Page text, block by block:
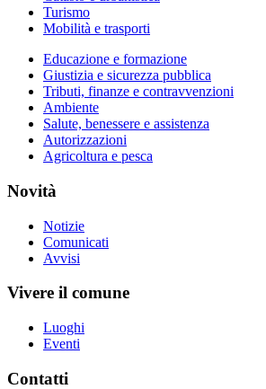
Turismo
Mobilità e trasporti
Educazione e formazione
Giustizia e sicurezza pubblica
Tributi, finanze e contravvenzioni
Ambiente
Salute, benessere e assistenza
Autorizzazioni
Agricoltura e pesca
Novità
Notizie
Comunicati
Avvisi
Vivere il comune
Luoghi
Eventi
Contatti